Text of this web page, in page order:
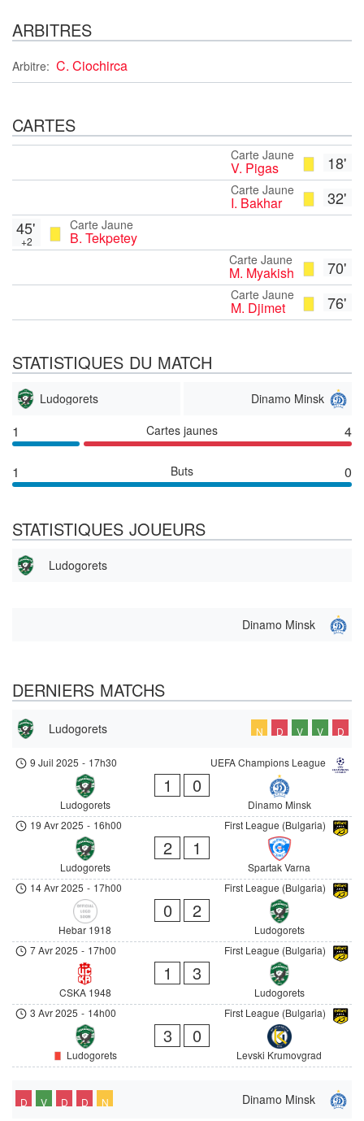
ARBITRES
Arbitre: C. Ciochirca
CARTES
18'
Carte Jaune
V. Pigas
32'
Carte Jaune
I. Bakhar
Carte Jaune
B. Tekpetey
45'
+2
70'
Carte Jaune
M. Myakish
76'
Carte Jaune
M. Djimet
STATISTIQUES DU MATCH
Ludogorets Dinamo Minsk
1 Cartes jaunes 4
1 Buts 0
STATISTIQUES JOUEURS
Ludogorets
Dinamo Minsk
DERNIERS MATCHS
Ludogorets N D V V D
UEFA Champions League
9 Juil 2025 - 17h30
Ludogorets
1 0
Dinamo Minsk
First League (Bulgaria)
19 Avr 2025 - 16h00
Ludogorets
2 1
Spartak Varna
First League (Bulgaria)
14 Avr 2025 - 17h00
Hebar 1918
0 2
Ludogorets
First League (Bulgaria)
7 Avr 2025 - 17h00
CSKA 1948
1 3
Ludogorets
First League (Bulgaria)
3 Avr 2025 - 14h00
Ludogorets
3 0
Levski Krumovgrad
Dinamo Minsk
D V D D N